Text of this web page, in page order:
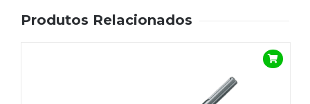
Produtos Relacionados